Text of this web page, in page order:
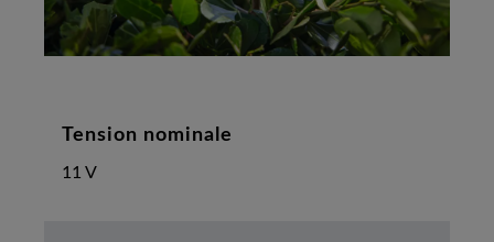
Tension nominale
11 V